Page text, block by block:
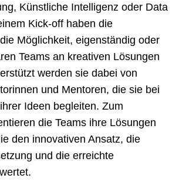
Künstliche Intelligenz oder Data
Kick-off haben die
Möglichkeit, eigenständig oder
Teams an kreativen Lösungen
werden sie dabei von
und Mentoren, die sie bei
Ideen begleiten. Zum
die Teams ihre Lösungen
den innovativen Ansatz, die
und die erreichte